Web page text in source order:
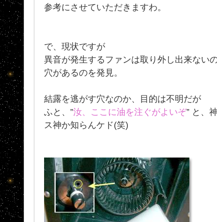
参考にさせていただきますわ。
で、現状ですが
異音が発生するファンは取り外し出来ない
穴があるのを発見。
結露を逃がす穴なのか、目的は不明だが
ふと、”汝、ここに油を注ぐがよいぞ” と、
ス神か知らんケド(笑)